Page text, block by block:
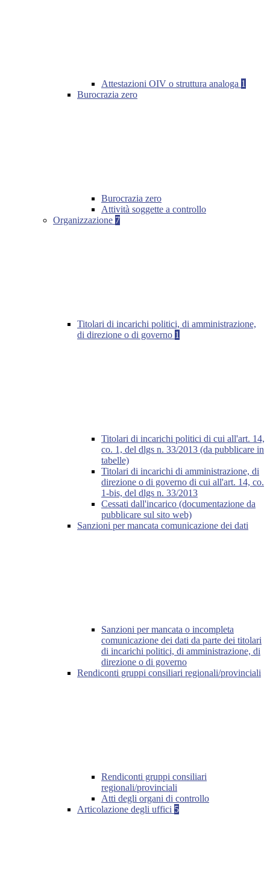
Attestazioni OIV o struttura analoga 1
Burocrazia zero
Burocrazia zero
Attività soggette a controllo
Organizzazione 7
Titolari di incarichi politici, di amministrazione,
di direzione o di governo 1
Titolari di incarichi politici di cui all'art. 14,
co. 1, del dlgs n. 33/2013 (da pubblicare in
tabelle)
Titolari di incarichi di amministrazione, di
direzione o di governo di cui all'art. 14, co.
1-bis, del dlgs n. 33/2013
Cessati dall'incarico (documentazione da
pubblicare sul sito web)
Sanzioni per mancata comunicazione dei dati
Sanzioni per mancata o incompleta
comunicazione dei dati da parte dei titolari
di incarichi politici, di amministrazione, di
direzione o di governo
Rendiconti gruppi consiliari regionali/provinciali
Rendiconti gruppi consiliari
regionali/provinciali
Atti degli organi di controllo
Articolazione degli uffici 5